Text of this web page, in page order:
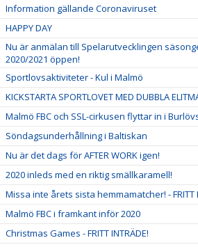
Information gällande Coronaviruset
HAPPY DAY
Nu är anmälan till Spelarutvecklingen
2020/2021 öppen!
Sportlovsaktiviteter - Kul i Malmö
KICKSTARTA SPORTLOVET MED DUBBLA
Malmö FBC och SSL-cirkusen flyttar in i
Söndagsunderhållning i Baltiskan
Nu är det dags för AFTER WORK igen!
2020 inleds med en riktig smällkaramell!
Missa inte årets sista hemmamatcher! - FRITT
Malmö FBC i framkant inför 2020
Christmas Games - FRITT INTRÄDE!